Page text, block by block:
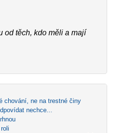
od těch, kdo měli a mají
chování, ne na trestné činy
nechce...